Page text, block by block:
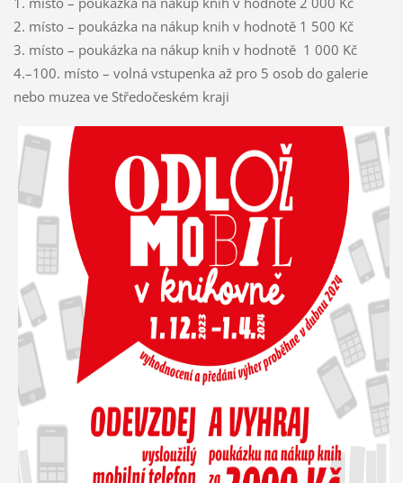
2. místo – poukázka na nákup knih v hodnotě 1 500 Kč
3. místo – poukázka na nákup knih v hodnotě 1 000 Kč
4.–100. místo – volná vstupenka až pro 5 osob do galerie
nebo muzea ve Středočeském kraji